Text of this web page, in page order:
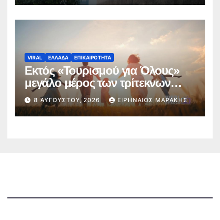
VIRAL ΕΛΛΑΔΑ ΕΠΙΚΑΙΡΟΤΗΤΑ
Εκτός «Τουρισμού για Όλους»
μεγάλο μέρος των τρίτεκνων
οικογενειών της Μαγνησίας
8 ΑΥΓΟΎΣΤΟΥ, 2026 ΕΙΡΗΝΑΊΟΣ ΜΑΡΆΚΗΣ